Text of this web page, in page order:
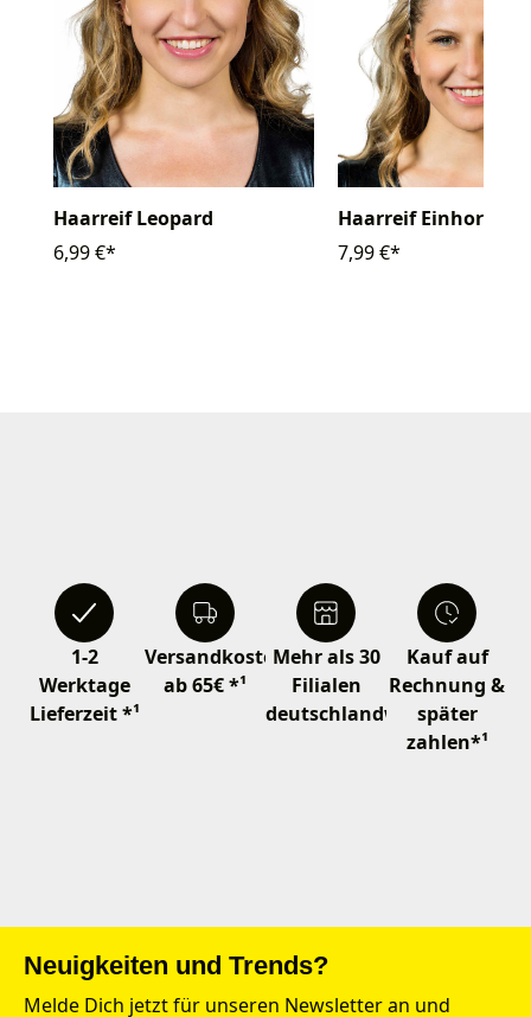
Haarreif Leopard
6,99 €*
Haarreif Einhorn
7,99 €*
1-2
Werktage
Lieferzeit *¹
Versandkostenfrei
ab 65€ *¹
Mehr als 30
Filialen
deutschlandweit
Kauf auf
Rechnung &
später
zahlen*¹
Neuigkeiten und Trends?
Melde Dich jetzt für unseren Newsletter an und